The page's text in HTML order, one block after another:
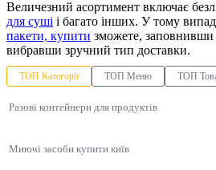
Величезний асортимент включає
для суші і багато інших. У тому
пакети, купити зможете, заповнивши
вибравши зручний тип доставки.
ТОП Категорії ТОП Меню ТОП
Разові контейнери для продуктів
Миючі засоби купити київ